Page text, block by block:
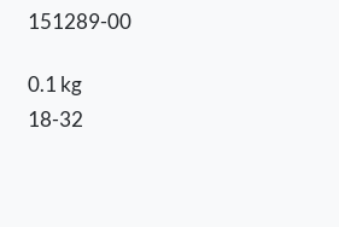
151289-00
0.1 kg
18-32